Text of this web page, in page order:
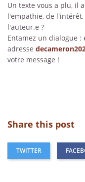
Un texte vous a plu, il
l'empathie, de
l'auteur.e ?
Entamez un dialogue :
adresse
votre message !
Share this post
TWITTER